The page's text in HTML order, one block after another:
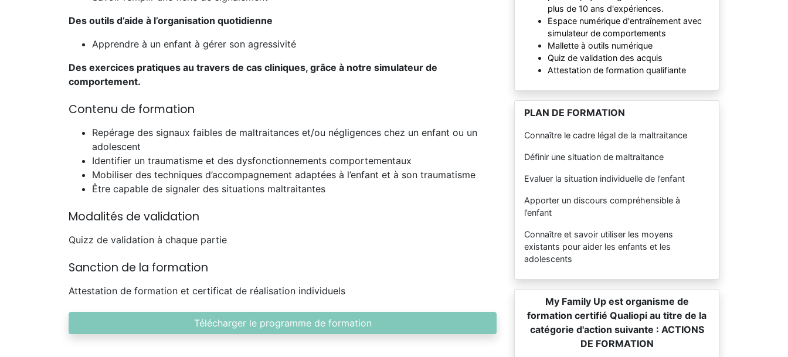
Des outils d’aide à l’organisation quotidienne
Apprendre à un enfant à gérer son agressivité
Des exercices pratiques au travers de cas cliniques, grâce à notre simulateur de
comportement.
Contenu de formation
Repérage des signaux faibles de maltraitances et/ou négligences chez un enfant ou un
adolescent
Identifier un traumatisme et des dysfonctionnements comportementaux
Mobiliser des techniques d’accompagnement adaptées à l’enfant et à son traumatisme
Être capable de signaler des situations maltraitantes
Modalités de validation
Quizz de validation à chaque partie
Sanction de la formation
Attestation de formation et certificat de réalisation individuels
Télécharger le programme de formation
plus de 10 ans d'expériences.
Espace numérique d'entraînement avec
simulateur de comportements
Mallette à outils numérique
Quiz de validation des acquis
Attestation de formation qualifiante
PLAN DE FORMATION
Connaître le cadre légal de la maltraitance
Définir une situation de maltraitance
Evaluer la situation individuelle de l’enfant
Apporter un discours compréhensible à
l’enfant
Connaître et savoir utiliser les moyens
existants pour aider les enfants et les
adolescents
My Family Up est organisme de
formation certifié Qualiopi au titre de la
catégorie d'action suivante : ACTIONS
DE FORMATION